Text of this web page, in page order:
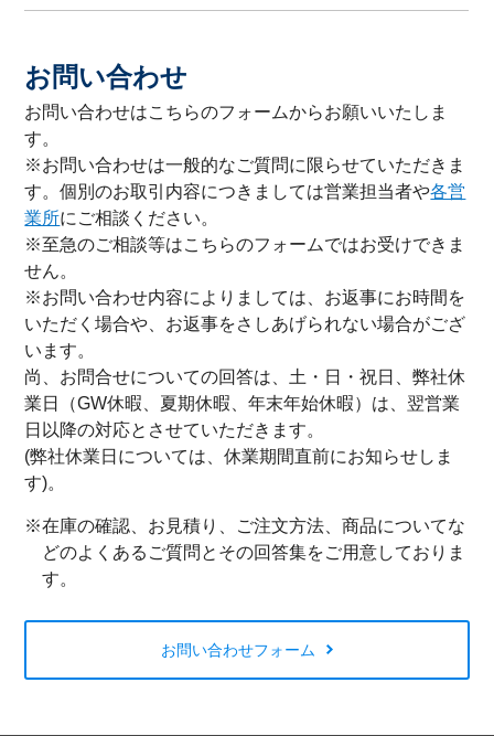
お問い合わせ
お問い合わせはこちらのフォームからお願いいたしま
す。
※お問い合わせは一般的なご質問に限らせていただきま
す。個別のお取引内容につきましては営業担当者や各営
業所にご相談ください。
※至急のご相談等はこちらのフォームではお受けできま
せん。
※お問い合わせ内容によりましては、お返事にお時間を
いただく場合や、お返事をさしあげられない場合がござ
います。
尚、お問合せについての回答は、土・日・祝日、弊社休
業日（GW休暇、夏期休暇、年末年始休暇）は、翌営業
日以降の対応とさせていただきます。
(弊社休業日については、休業期間直前にお知らせしま
す)。
※在庫の確認、お見積り、ご注文方法、商品についてな
どのよくあるご質問とその回答集をご用意しておりま
す。
お問い合わせフォーム